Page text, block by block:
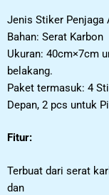
Jenis Stiker Penjaga
Bahan: Serat Karbon
Ukuran: 40cm×7cm
belakang.
Paket termasuk: 4
Depan, 2 pcs untuk
Fitur:
Terbuat dari serat
dan